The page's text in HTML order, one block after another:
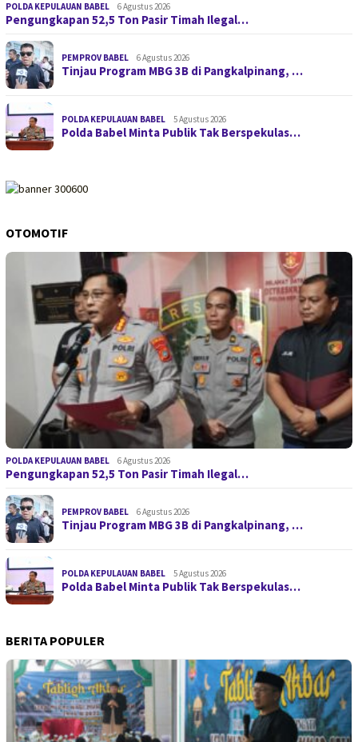
POLDA KEPULAUAN BABEL 6 Agustus 2026
Pengungkapan 52,5 Ton Pasir Timah Ilegal…
PEMPROV BABEL 6 Agustus 2026
Tinjau Program MBG 3B di Pangkalpinang, …
POLDA KEPULAUAN BABEL 5 Agustus 2026
Polda Babel Minta Publik Tak Berspekulas…
OTOMOTIF
POLDA KEPULAUAN BABEL 6 Agustus 2026
Pengungkapan 52,5 Ton Pasir Timah Ilegal…
PEMPROV BABEL 6 Agustus 2026
Tinjau Program MBG 3B di Pangkalpinang, …
POLDA KEPULAUAN BABEL 5 Agustus 2026
Polda Babel Minta Publik Tak Berspekulas…
BERITA POPULER